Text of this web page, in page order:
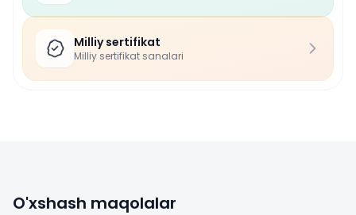
Milliy sertifikat
Milliy sertifikat sanalari
O'xshash maqolalar